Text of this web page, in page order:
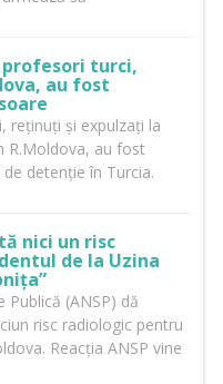
turci,
au fost
reținuți și expulzați la
R.Moldova, au fost
detenție în Turcia.
nici un risc
de la Uzina
(ANSP) dă
risc radiologic pentru
Reacția ANSP vine